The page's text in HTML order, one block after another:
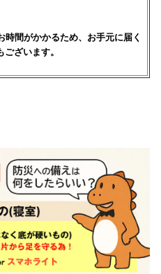
間がかかるため、お手元に届く
ざいます。